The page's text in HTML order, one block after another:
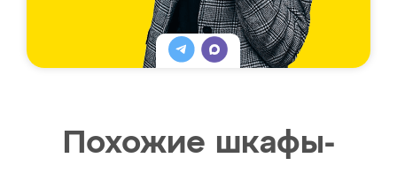
Похожие шкафы-